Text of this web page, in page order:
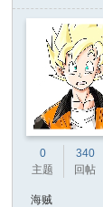
0
主题
340
回帖
海贼